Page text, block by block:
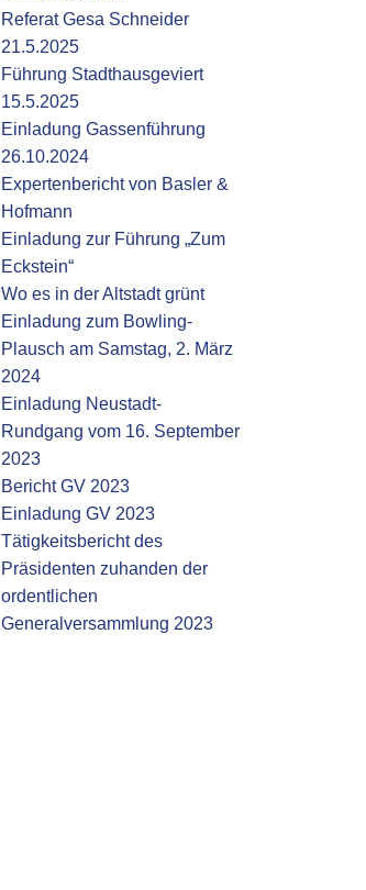
Referat Gesa Schneider
21.5.2025
Führung Stadthausgeviert
15.5.2025
Einladung Gassenführung
26.10.2024
Expertenbericht von Basler &
Hofmann
Einladung zur Führung „Zum
Eckstein“
Wo es in der Altstadt grünt
Einladung zum Bowling-
Plausch am Samstag, 2. März
2024
Einladung Neustadt-
Rundgang vom 16. September
2023
Bericht GV 2023
Einladung GV 2023
Tätigkeitsbericht des
Präsidenten zuhanden der
ordentlichen
Generalversammlung 2023